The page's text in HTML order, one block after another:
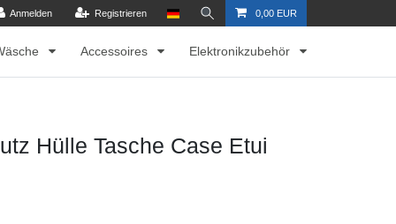
Anmelden Registrieren 0,00 EUR
Accessoires Elektronikzubehör
Hülle Tasche Case Etui